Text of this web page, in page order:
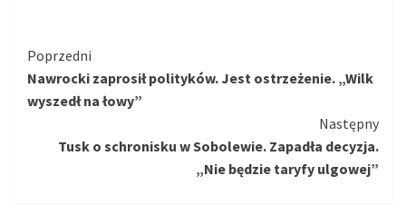
Kontynuuj
czytanie
Poprzedni
Nawrocki zaprosił polityków. Jest ostrzeżenie. „Wilk
wyszedł na łowy”
Następny
Tusk o schronisku w Sobolewie. Zapadła decyzja.
„Nie będzie taryfy ulgowej”